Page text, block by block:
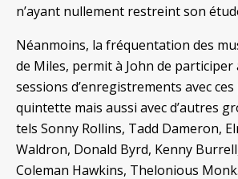
n’ayant nullement restreint son
Néanmoins, la fréquentation des
de Miles, permit à John de participer
sessions d’enregistrements avec
quintette mais aussi avec d’autres
tels Sonny Rollins, Tadd Dameron,
Waldron, Donald Byrd, Kenny
Coleman Hawkins, Thelonious